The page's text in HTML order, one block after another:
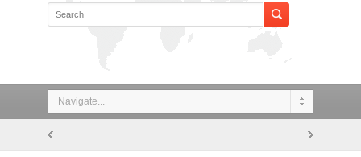
Navigate...